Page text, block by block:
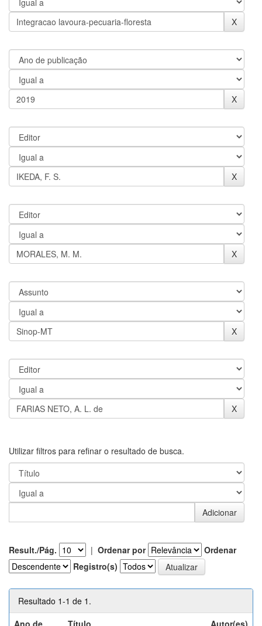
Utilizar filtros para refinar o resultado de busca.
Result./Pág. | Ordenar por
Ordenar
Registro(s)
Resultado 1-1 de 1.
Ano de
Título Autor(es)